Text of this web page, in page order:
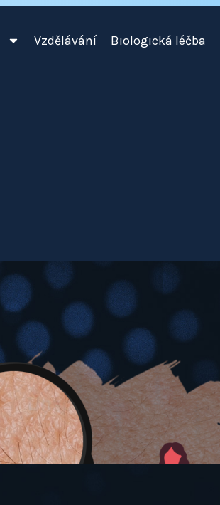
Vzdělávání Biologická léčba